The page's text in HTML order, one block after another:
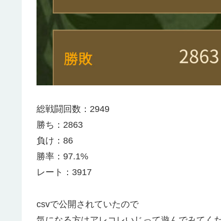
総戦闘回数：2949
勝ち：2863
負け：86
勝率：97.1%
レート：3917
csvで公開されていたので